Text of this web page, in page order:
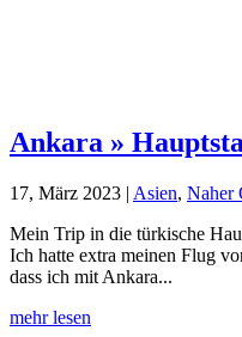
Ankara »
17, März 2023 | Asien, Naher
Mein Trip in die türkische
Ich hatte extra meinen Flug
dass ich mit Ankara...
mehr lesen